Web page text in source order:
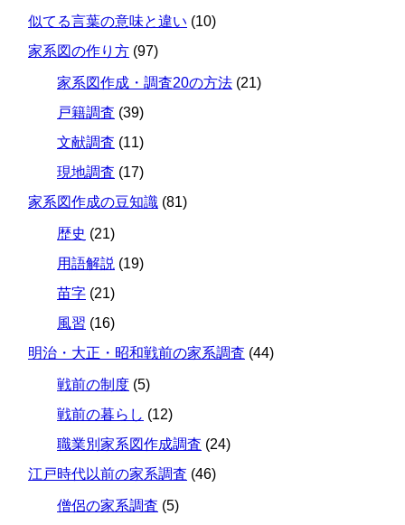
似てる言葉の意味と違い (10)
家系図の作り方 (97)
家系図作成・調査20の方法 (21)
戸籍調査 (39)
文献調査 (11)
現地調査 (17)
家系図作成の豆知識 (81)
歴史 (21)
用語解説 (19)
苗字 (21)
風習 (16)
明治・大正・昭和戦前の家系調査 (44)
戦前の制度 (5)
戦前の暮らし (12)
職業別家系図作成調査 (24)
江戸時代以前の家系調査 (46)
僧侶の家系調査 (5)